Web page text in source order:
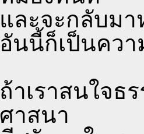
และจะกลับมา
อันนี้ก็เป็นควา
ถ้าเราสนใจธ
ศาสนา